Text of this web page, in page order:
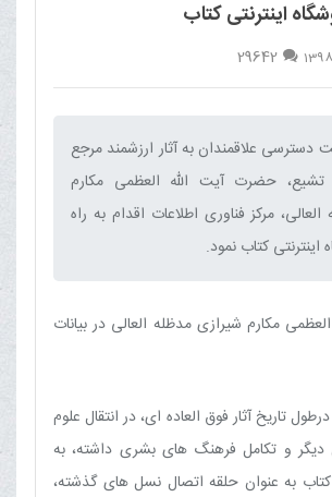
اینترنتی کتاب
29642
دسترسی علاقمندان به آثار ارزشمند مرجع
تشیع، حضرت آیت الله العظمی مکارم
مرکز فناوری اطلاعات اقدام به راه
اینترنتی کتاب نمود.‌
مکارم شیرازی مدظله العالی در بیانات
تاريخ آثار فوق العاده اى، در انتقال علوم
و تكامل فرهنگ هاى بشرى داشته، به
به عنوان حلقه اتصال نسل های گذشته،